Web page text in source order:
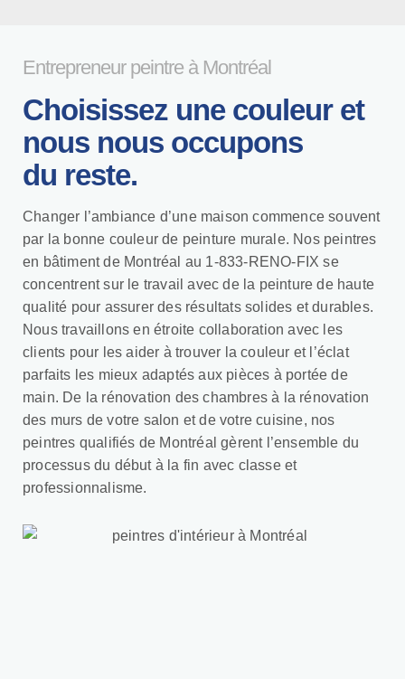
Entrepreneur peintre à Montréal
Choisissez une couleur et
nous nous occupons
du reste.
Changer l’ambiance d’une maison commence souvent
par la bonne couleur de peinture murale. Nos peintres
en bâtiment de Montréal au 1-833-RENO-FIX se
concentrent sur le travail avec de la peinture de haute
qualité pour assurer des résultats solides et durables.
Nous travaillons en étroite collaboration avec les
clients pour les aider à trouver la couleur et l’éclat
parfaits les mieux adaptés aux pièces à portée de
main. De la rénovation des chambres à la rénovation
des murs de votre salon et de votre cuisine, nos
peintres qualifiés de Montréal gèrent l’ensemble du
processus du début à la fin avec classe et
professionnalisme.